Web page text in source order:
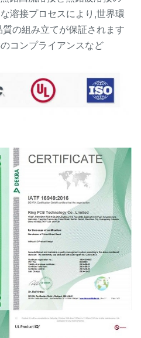
溶接プロセスにより,世界環
の組み立てが保証されます
コンプライアンスなど